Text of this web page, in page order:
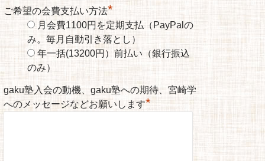
ご希望の会費支払い方法*
月会費1100円を定期支払（PayPalの
み。毎月自動引き落とし）
年一括(13200円）前払い（銀行振込
のみ）
gaku塾入会の動機、gaku塾への期待、宮崎学
へのメッセージなどお願いします*